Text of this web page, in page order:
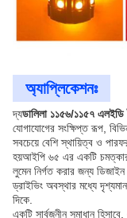
অ্যাপ্লিকেশনঃ
দ্যডালিলা ১১৫৬/১১৫৭ এলইডি
যোগাযোগের সংক্ষিপ্ত রূপ,
সবচেয়ে বেশি স্থায়িত্ব ও
হয়আইপি ৬৫ এর একটি চমত্কার
লুমেন নির্গত করার জন্য
ড্রাইভিং অবস্থার মধ্যে
দিকে.
একটি সার্বজনীন সমাধান